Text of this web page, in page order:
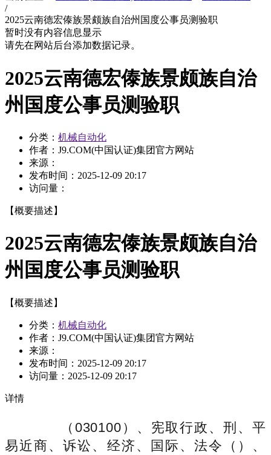
/
2025云南德宏傣族景颇族自治州国度公事员测验职
暂时没有内容信息显示
请先在网站后台添加数据记录。
2025云南德宏傣族景颇族自治
州国度公事员测验职
分类： 机械自动化
作者：J9.COM(中国认证)集团官方网站
来源：
发布时间： 2025-12-09 20:17
访问量：
【概要描述】
2025云南德宏傣族景颇族自治
州国度公事员测验职
【概要描述】
分类： 机械自动化
作者：J9.COM(中国认证)集团官方网站
来源：
发布时间： 2025-12-09 20:17
访问量： 2025-12-09 20:17
详情
（030100）、宪取行政、刑、平
易近商、诉讼、经济、国际、法令（）、